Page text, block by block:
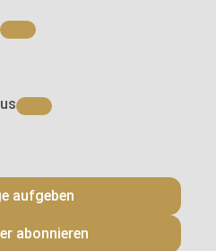
aufgeben
abonnieren